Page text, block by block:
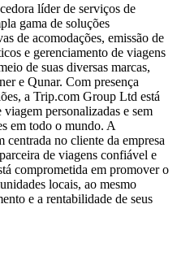
líder de serviços de
gama de soluções
de acomodações, emissão de
e gerenciamento de viagens
de suas diversas marcas,
e Qunar. Com presença
a Trip.com Group Ltd está
personalizadas e sem
em todo o mundo. A
centrada no cliente da empresa
de viagens confiável e
comprometida em promover o
locais, ao mesmo
e a rentabilidade de seus